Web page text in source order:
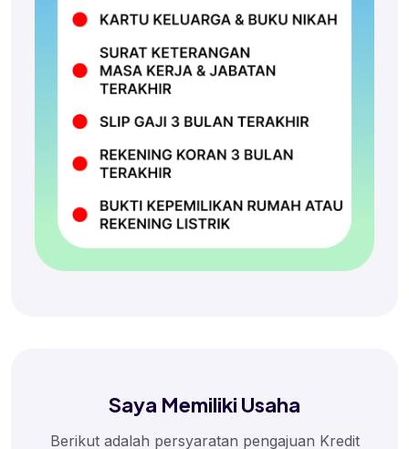
Saya Memiliki Usaha
Berikut adalah persyaratan pengajuan Kredit